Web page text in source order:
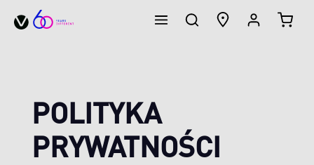
zawartości
POLITYKA
PRYWATNOŚCI